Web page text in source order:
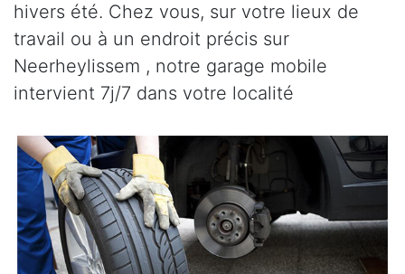
hivers été. Chez vous, sur votre lieux de
travail ou à un endroit précis sur
Neerheylissem , notre garage mobile
intervient 7j/7 dans votre localité